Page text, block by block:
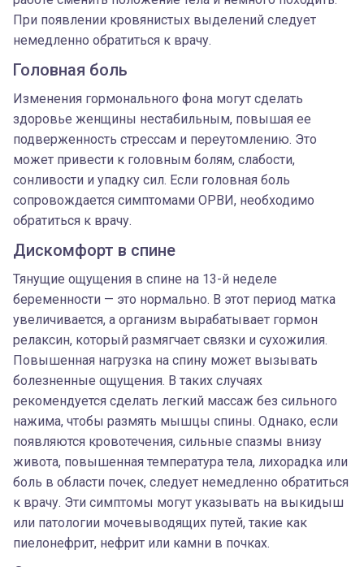
При появлении кровянистых выделений следует
немедленно обратиться к врачу.
Головная боль
Изменения гормонального фона могут сделать
здоровье женщины нестабильным, повышая ее
подверженность стрессам и переутомлению. Это
может привести к головным болям, слабости,
сонливости и упадку сил. Если головная боль
сопровождается симптомами ОРВИ, необходимо
обратиться к врачу.
Дискомфорт в спине
Тянущие ощущения в спине на 13-й неделе
беременности — это нормально. В этот период матка
увеличивается, а организм вырабатывает гормон
релаксин, который размягчает связки и сухожилия.
Повышенная нагрузка на спину может вызывать
болезненные ощущения. В таких случаях
рекомендуется сделать легкий массаж без сильного
нажима, чтобы размять мышцы спины. Однако, если
появляются кровотечения, сильные спазмы внизу
живота, повышенная температура тела, лихорадка или
боль в области почек, следует немедленно обратиться
к врачу. Эти симптомы могут указывать на выкидыш
или патологии мочевыводящих путей, такие как
пиелонефрит, нефрит или камни в почках.